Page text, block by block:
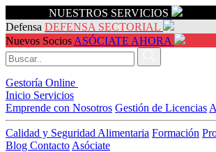
NUESTROS SERVICIOS
Defensa DEFENSA SECTORIAL
Nuevos Socios ASÓCIATE AHORA
Gestoría Online
Inicio Servicios
Emprende con Nosotros Gestión de Licencias
Calidad y Seguridad Alimentaria Formación
Blog Contacto Asóciate